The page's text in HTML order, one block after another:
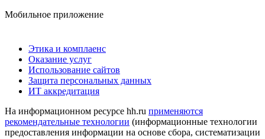
Мобильное приложение
Этика и комплаенс
Оказание услуг
Использование сайтов
Защита персональных данных
ИТ аккредитация
На информационном ресурсе hh.ru применяются
рекомендательные технологии (информационные технологии
предоставления информации на основе сбора, систематизации